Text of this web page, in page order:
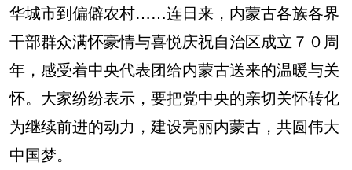
华城市到偏僻农村……连日来，内蒙古各族各界
干部群众满怀豪情与喜悦庆祝自治区成立７０周
年，感受着中央代表团给内蒙古送来的温暖与关
怀。大家纷纷表示，要把党中央的亲切关怀转化
为继续前进的动力，建设亮丽内蒙古，共圆伟大
中国梦。